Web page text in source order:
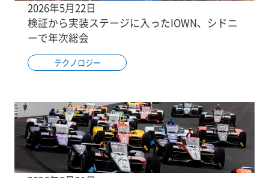
2026年5月22日
検証から実装ステージに入ったIOWN、シドニ
ーで年次総会
テクノロジー